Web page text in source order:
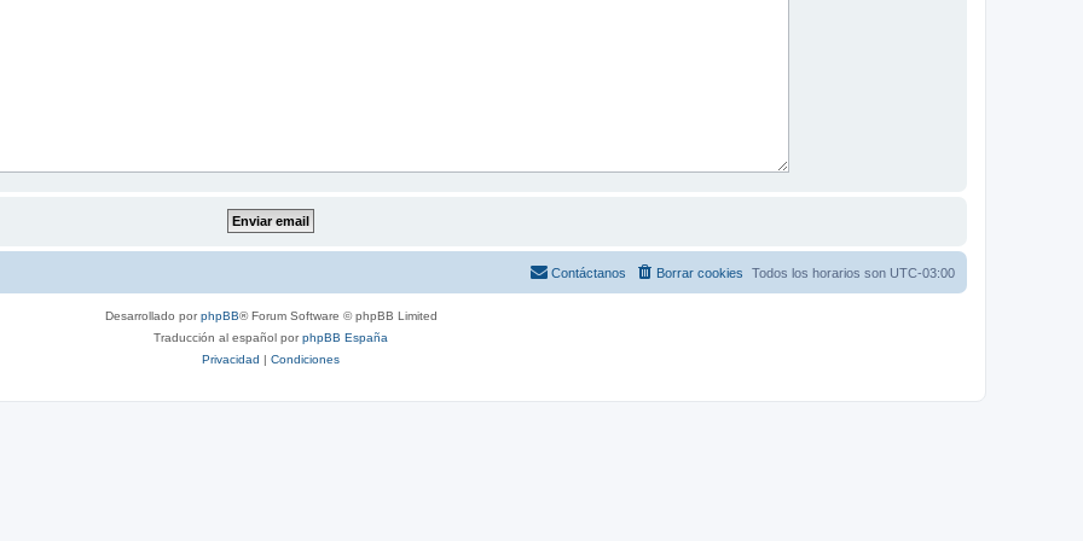
Todos los horarios son UTC-03:00
Borrar cookies
Contáctanos
Desarrollado porphpBB® Forum Software © phpBB Limited
Traducción al español porphpBB España
Privacidad | Condiciones